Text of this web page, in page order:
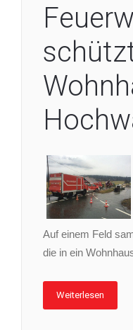
Auf einem Feld
die in ein
Weiterlesen